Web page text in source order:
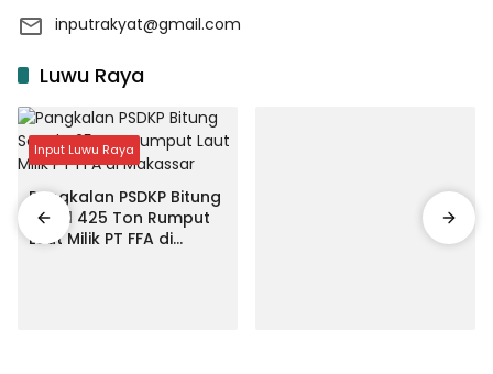
inputrakyat@gmail.com
Luwu Raya
Input Luwu Raya
Pangkalan PSDKP Bitung
Segel 425 Ton Rumput
Laut Milik PT FFA di